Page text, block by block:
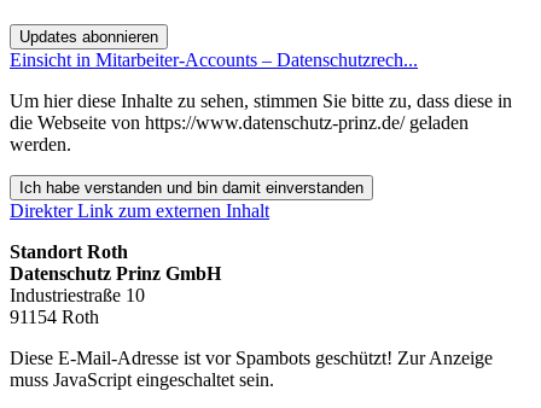
Updates abonnieren
Einsicht in Mitarbeiter-Accounts – Datenschutzrech...
Um hier diese Inhalte zu sehen, stimmen Sie bitte zu, dass diese in
die Webseite von https://www.datenschutz-prinz.de/ geladen
werden.
Ich habe verstanden und bin damit einverstanden
Direkter Link zum externen Inhalt
Standort Roth
Datenschutz Prinz GmbH
Industriestraße 10
91154 Roth
Diese E-Mail-Adresse ist vor Spambots geschützt! Zur Anzeige
muss JavaScript eingeschaltet sein.